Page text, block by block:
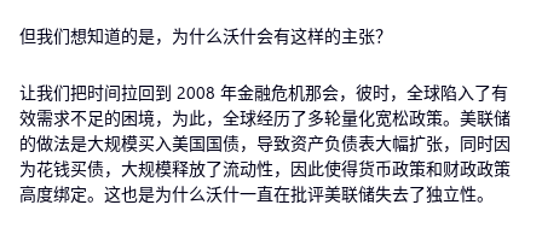
但我们想知道的是，为什么沃什会有这样的主张？
让我们把时间拉回到 2008 年金融危机那会，彼时，全球陷入了有
效需求不足的困境，为此，全球经历了多轮量化宽松政策。美联储
的做法是大规模买入美国国债，导致资产负债表大幅扩张，同时因
为花钱买债，大规模释放了流动性，因此使得货币政策和财政政策
高度绑定。这也是为什么沃什一直在批评美联储失去了独立性。